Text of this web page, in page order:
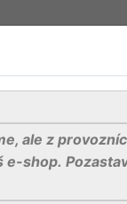
frakce
ale z
e-shop.